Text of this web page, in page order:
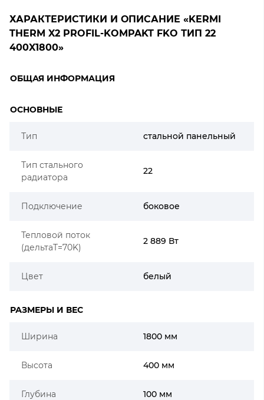
ХАРАКТЕРИСТИКИ И ОПИСАНИЕ «KERMI
THERM X2 PROFIL-KOMPAKT FKO ТИП 22
400X1800»
ОБЩАЯ ИНФОРМАЦИЯ
ОСНОВНЫЕ
Тип стальной панельный
Тип стального
радиатора
22
Подключение боковое
Тепловой поток
(дельтаT=70K)
2 889 Вт
Цвет белый
РАЗМЕРЫ И ВЕС
Ширина 1800 мм
Высота 400 мм
Глубина 100 мм